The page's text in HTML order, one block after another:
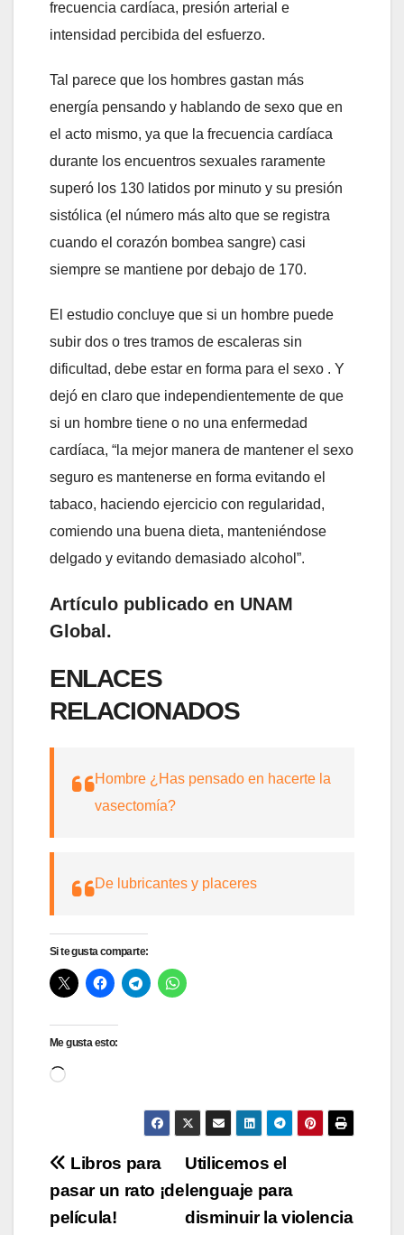
frecuencia cardíaca, presión arterial e
intensidad percibida del esfuerzo.
Tal parece que los hombres gastan más
energía pensando y hablando de sexo que en
el acto mismo, ya que la frecuencia cardíaca
durante los encuentros sexuales raramente
superó los 130 latidos por minuto y su presión
sistólica (el número más alto que se registra
cuando el corazón bombea sangre) casi
siempre se mantiene por debajo de 170.
El estudio concluye que si un hombre puede
subir dos o tres tramos de escaleras sin
dificultad, debe estar en forma para el sexo . Y
dejó en claro que independientemente de que
si un hombre tiene o no una enfermedad
cardíaca, “la mejor manera de mantener el sexo
seguro es mantenerse en forma evitando el
tabaco, haciendo ejercicio con regularidad,
comiendo una buena dieta, manteniéndose
delgado y evitando demasiado alcohol”.
Artículo publicado en UNAM
Global.
ENLACES
RELACIONADOS
Hombre ¿Has pensado en hacerte la
vasectomía?
De lubricantes y placeres
Si te gusta comparte:
Me gusta esto:
Cargando...
Navegación
de
Utilicemos el
lenguaje para
disminuir la violencia
Libros para
pasar un rato ¡de
película!